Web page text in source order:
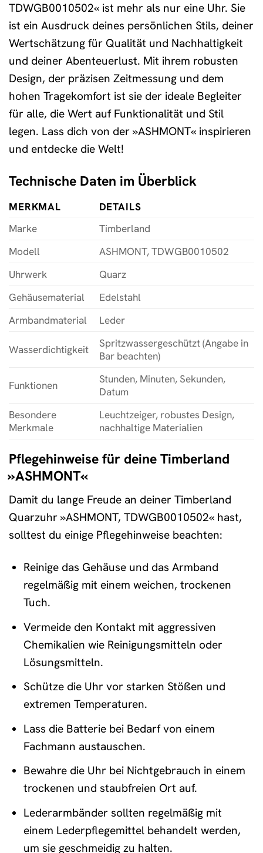
TDWGB0010502« ist mehr als nur eine Uhr. Sie
ist ein Ausdruck deines persönlichen Stils, deiner
Wertschätzung für Qualität und Nachhaltigkeit
und deiner Abenteuerlust. Mit ihrem robusten
Design, der präzisen Zeitmessung und dem
hohen Tragekomfort ist sie der ideale Begleiter
für alle, die Wert auf Funktionalität und Stil
legen. Lass dich von der »ASHMONT« inspirieren
und entdecke die Welt!
Technische Daten im Überblick
MERKMAL
DETAILS
Marke
Timberland
Modell
ASHMONT, TDWGB0010502
Uhrwerk
Quarz
Gehäusematerial
Edelstahl
Armbandmaterial
Leder
Wasserdichtigkeit
Spritzwassergeschützt (Angabe in
Bar beachten)
Funktionen
Stunden, Minuten, Sekunden,
Datum
Besondere
Merkmale
Leuchtzeiger, robustes Design,
nachhaltige Materialien
Pflegehinweise für deine Timberland
»ASHMONT«
Damit du lange Freude an deiner Timberland
Quarzuhr »ASHMONT, TDWGB0010502« hast,
solltest du einige Pflegehinweise beachten:
Reinige das Gehäuse und das Armband
regelmäßig mit einem weichen, trockenen
Tuch.
Vermeide den Kontakt mit aggressiven
Chemikalien wie Reinigungsmitteln oder
Lösungsmitteln.
Schütze die Uhr vor starken Stößen und
extremen Temperaturen.
Lass die Batterie bei Bedarf von einem
Fachmann austauschen.
Bewahre die Uhr bei Nichtgebrauch in einem
trockenen und staubfreien Ort auf.
Lederarmbänder sollten regelmäßig mit
einem Lederpflegemittel behandelt werden,
um sie geschmeidig zu halten.